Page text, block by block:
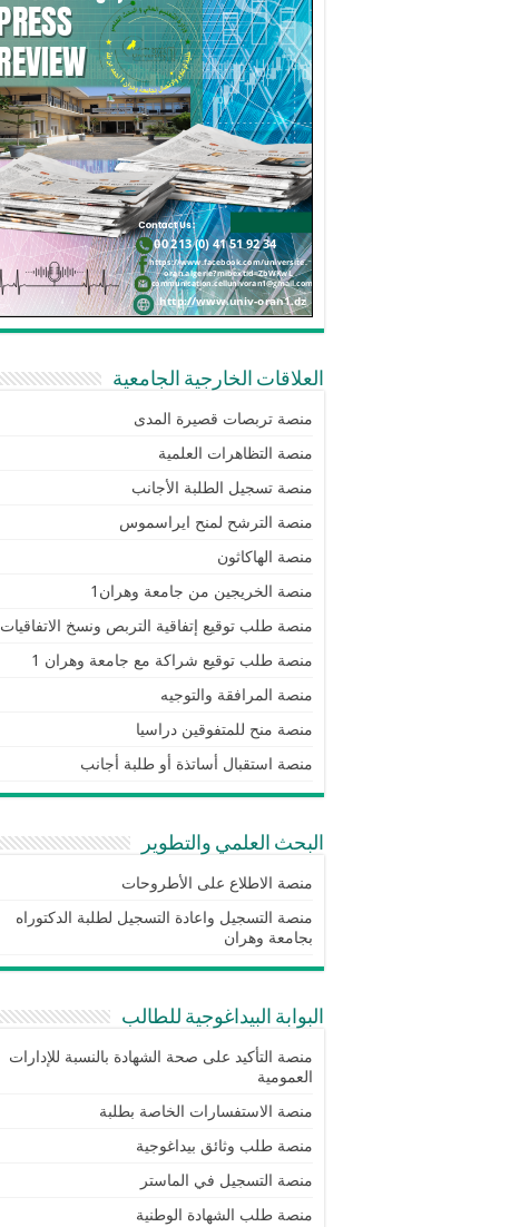
العلاقات الخارجية الجامعية
منصة تربصات قصيرة المدى
منصة التظاهرات العلمية
منصة تسجيل الطلبة الأجانب
منصة الترشح لمنح ايراسموس
منصة الهاكاثون
منصة الخريجين من جامعة وهران1
منصة طلب توقيع إتفاقية التربص ونسخ الاتفاقيات
منصة طلب توقيع شراكة مع جامعة وهران 1
منصة المرافقة والتوجيه
منصة منح للمتفوقين دراسيا
منصة استقبال أساتذة أو طلبة أجانب
البحث العلمي والتطوير
منصة الاطلاع على الأطروحات
منصة التسجيل واعادة التسجيل لطلبة الدكتوراه
بجامعة وهران
البوابة البيداغوجية للطالب
منصة التأكيد على صحة الشهادة بالنسبة للإدارات
العمومية
منصة الاستفسارات الخاصة بطلبة
منصة طلب وثائق بيداغوجية
منصة التسجيل في الماستر
منصة طلب الشهادة الوطنية